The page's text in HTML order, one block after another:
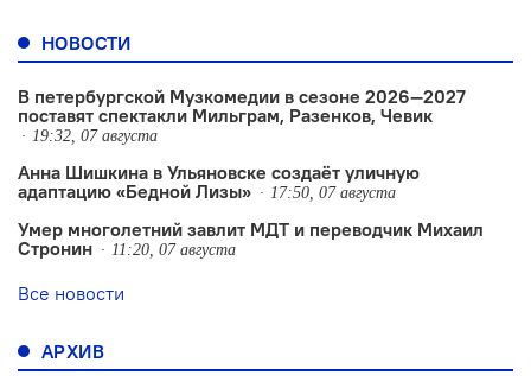
НОВОСТИ
В петербургской Музкомедии в сезоне 2026—2027
поставят спектакли Мильграм, Разенков, Чевик
19:32, 07 августа
Анна Шишкина в Ульяновске создаëт уличную
адаптацию «Бедной Лизы»
17:50, 07 августа
Умер многолетний завлит МДТ и переводчик Михаил
Стронин
11:20, 07 августа
Все новости
АРХИВ